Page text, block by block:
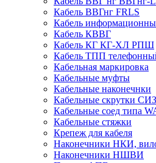
Кабель ВВГнг FRLS
Кабель
Кабель КВВГ
Кабель КГ КГ-ХЛ РПШ
Кабель ТПП
Кабельная маркировка
Кабельные муфты
Кабельные наконечнки
Кабельные скрутки СИЗ
Кабельные соед типа
Кабельные стяжки
Крепеж для кабеля
Наконечники НКИ,
Наконечники НШВИ